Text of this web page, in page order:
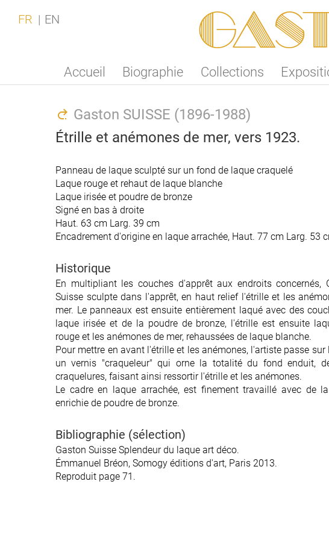
Accueil Biographie Collections
FR EN
Gaston SUISSE (1896-1988)
Étrille et anémones de mer, vers 1923.
Panneau de laque sculpté sur un fond de laque craquelé
Laque rouge et rehaut de laque blanche
Laque irisée et poudre de bronze
Signé en bas à droite
Haut. 63 cm Larg. 39 cm
Encadrement d'origine en laque arrachée, Haut. 77 cm Larg. 53
Historique
En multipliant les couches d'apprêt aux endroits concernés,
Suisse sculpte dans l'apprêt, en haut relief l'étrille et les
mer. Le panneaux est ensuite entièrement laqué avec des
laque irisée et de la poudre de bronze, l'étrille est ensuite
rouge et les anémones de mer, rehaussées de laque blanche.
Pour mettre en avant l'étrille et les anémones, l'artiste passe sur
un vernis "craqueleur" qui orne la totalité du fond enduit,
craquelures, faisant ainsi ressortir l'étrille et les anémones.
Le cadre en laque arrachée, est finement travaillé avec de
enrichie de poudre de bronze.
Bibliographie (sélection)
Gaston Suisse Splendeur du laque art déco.
Émmanuel Bréon, Somogy éditions d'art, Paris 2013.
Reproduit page 71.
Panneau de laque sculpté sur un fond de laque craquelé
Laque rouge et rehaut de laque blanche
Laque irisée et poudre de bronze
Signé en bas à droite
Haut. 63 cm Larg. 39 cm
Encadrement d'origine en laque arrachée, Haut. 77 cm Larg. 53
Historique
En multipliant les couches d'apprêt aux endroits concernés,
Suisse sculpte dans l'apprêt, en haut relief l'étrille et les
mer. Le panneaux est ensuite entièrement laqué avec des
laque irisée et de la poudre de bronze, l'étrille est ensuite
rouge et les anémones de mer, rehaussées de laque blanche.
Pour mettre en avant l'étrille et les anémones, l'artiste passe sur
un vernis "craqueleur" qui orne la totalité du fond enduit,
craquelures, faisant ainsi ressortir l'étrille et les anémones.
Le cadre en laque arrachée, est finement travaillé avec de
enrichie de poudre de bronze.
Bibliographie (sélection)
Gaston Suisse Splendeur du laque art déco.
Émmanuel Bréon, Somogy éditions d'art, Paris 2013.
Reproduit page 71.